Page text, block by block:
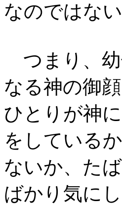
なのではな
つまり、幼
なる神の御
ひとりが神
をしている
ないか、た
ばかり気に